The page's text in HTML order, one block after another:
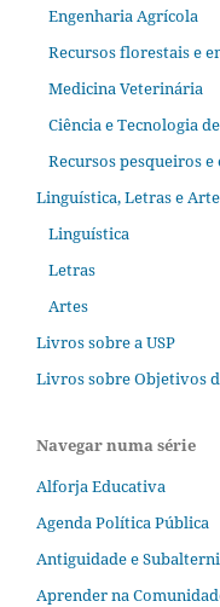
Engenharia Agrícola
Recursos florestais e
Medicina Veterinária
Ciência e Tecnologia
Recursos pesqueiros e
Linguística, Letras e
Linguística
Letras
Artes
Livros sobre a USP
Livros sobre Objetivos
Navegar numa série
Alforja Educativa
Agenda Política Pública
Antiguidade e
Aprender na